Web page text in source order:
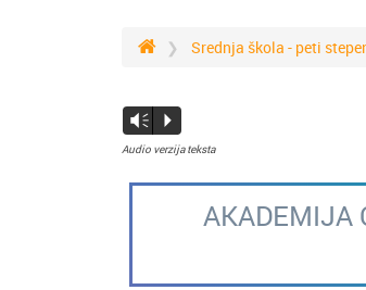
Srednja škola - peti
Vm
P
Audio verzija teksta
AKADEMIJA